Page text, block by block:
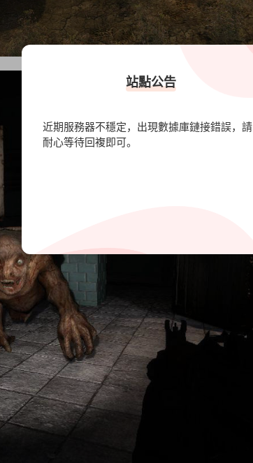
站點公告
近期服務器不穩定，出現數據庫鏈接錯誤，請
耐心等待回複即可。